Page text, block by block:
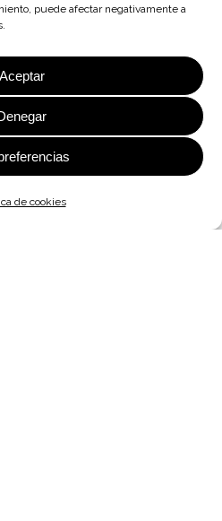
puede afectar negativamente a
Aceptar
de cookies